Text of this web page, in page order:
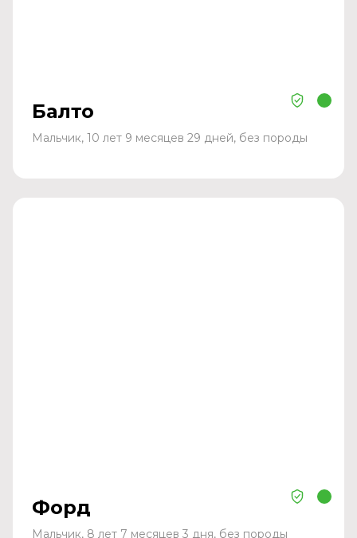
Балто
Мальчик, 10 лет 9 месяцев 29 дней, без породы
Форд
Мальчик, 8 лет 7 месяцев 3 дня, без породы